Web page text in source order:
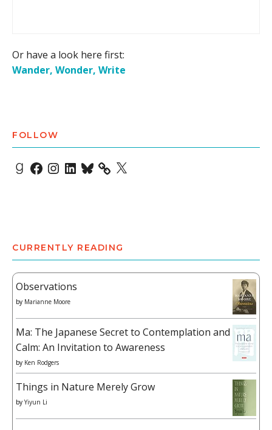
Or have a look here first:
Wander, Wonder, Write
FOLLOW
Goodreads
Facebook
Instagram
LinkedIn
Bluesky X
CURRENTLY READING
Observations
by Marianne Moore
Ma: The Japanese Secret to Contemplation and
Calm: An Invitation to Awareness
by Ken Rodgers
Things in Nature Merely Grow
by Yiyun Li